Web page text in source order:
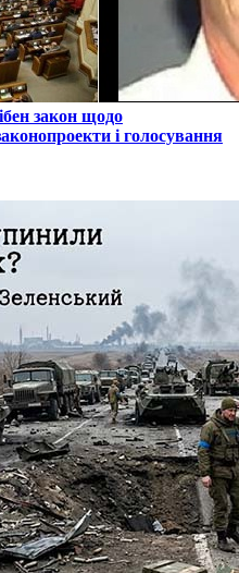
закон щодо
і голосування